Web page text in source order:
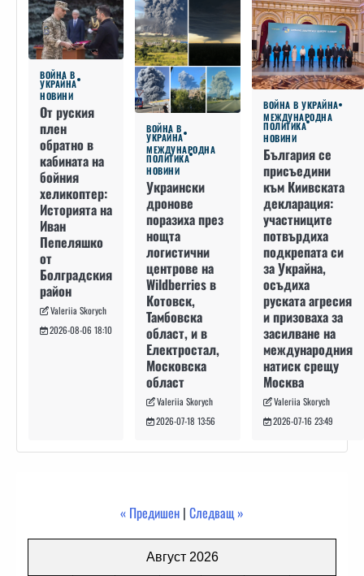
ВОЙНА В
УКРАЙНА
НОВИНИ
От руския
плен
обратно в
кабината на
бойния
хеликоптер:
Историята на
Иван
Пепеляшко
от
Болградския
район
Valeriia Skorych
2026-08-06 18:10
ВОЙНА В
УКРАЙНА
МЕЖДУНАРОДНА
ПОЛИТИКА
НОВИНИ
Украински
дронове
поразиха през
нощта
логистични
центрове на
Wildberries в
Котовск,
Тамбовска
област, и в
Електростал,
Московска
област
Valeriia Skorych
2026-07-18 13:56
ВОЙНА В УКРАЙНА
МЕЖДУНАРОДНА
ПОЛИТИКА
НОВИНИ
България се
присъедини
към Киивската
декларация:
участниците
потвърдиха
подкрепата си
за Украйна,
осъдиха
руската агресия
и призоваха за
засилване на
международния
натиск срещу
Москва
Valeriia Skorych
2026-07-16 23:49
« Предишен | Следващ »
Август 2026